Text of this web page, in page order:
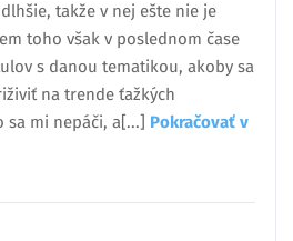
takže v nej ešte nie je
toho však v poslednom čase
s danou tematikou, akoby sa
na trende ťažkých
mi nepáči, a[...] Pokračovať v